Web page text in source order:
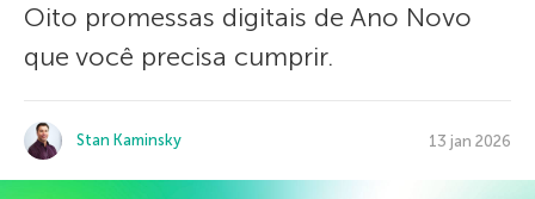
Oito promessas digitais de Ano Novo
que você precisa cumprir.
Stan Kaminsky 13 jan 2026